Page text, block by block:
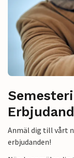
Anmäl dig till vårt
erbjudanden!